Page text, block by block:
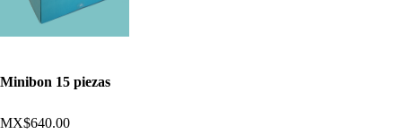
Minibon 15 piezas
MX$640.00